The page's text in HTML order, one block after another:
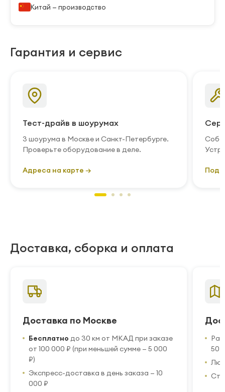
Китай — производство
Гарантия и сервис
Тест-драйв в шоурумах
3 шоурума в Москве и Санкт-Петербурге.
Проверьте оборудование в деле.
Адреса на карте →
Доставка, сборка и оплата
Доставка по Москве
Бесплатно до 30 км от МКАД при заказе
от 100 000 ₽ (при меньшей сумме — 5 000
₽)
Экспресс-доставка в день заказа — 10
000 ₽
50